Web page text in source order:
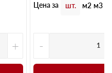
+
Цена за шт. м2 м3
-